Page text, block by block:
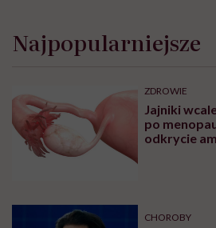
Najpopularniejsze
ZDROWIE
Jajniki
po
odkrycie
CHOROBY